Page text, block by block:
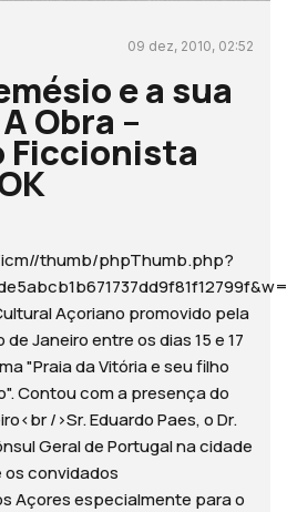
09 dez, 2010, 02:52
e a sua
Obra –
Ficcionista
thumb/phpThumb.php?
Açoriano promovido pela
Janeiro entre os dias 15 e 17
"Praia da Vitória e seu filho
Contou com a presença do
/>Sr. Eduardo Paes, o Dr.
Geral de Portugal na cidade
os convidados
Açores especialmente para o